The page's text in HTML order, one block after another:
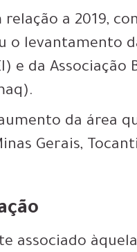
relação a 2019,
o levantamento
e da
da área
Gerais,
associado